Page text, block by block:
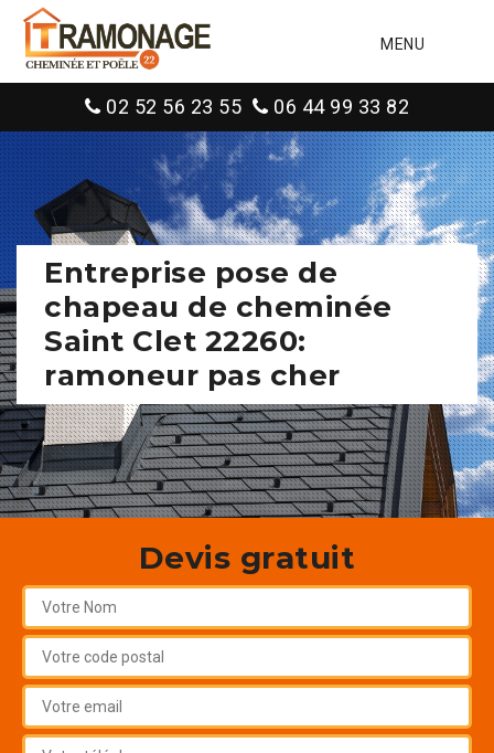
MENU
02 52 56 23 55 06 44 99 33 82
Entreprise pose de
chapeau de cheminée
Saint Clet 22260:
ramoneur pas cher
Devis gratuit